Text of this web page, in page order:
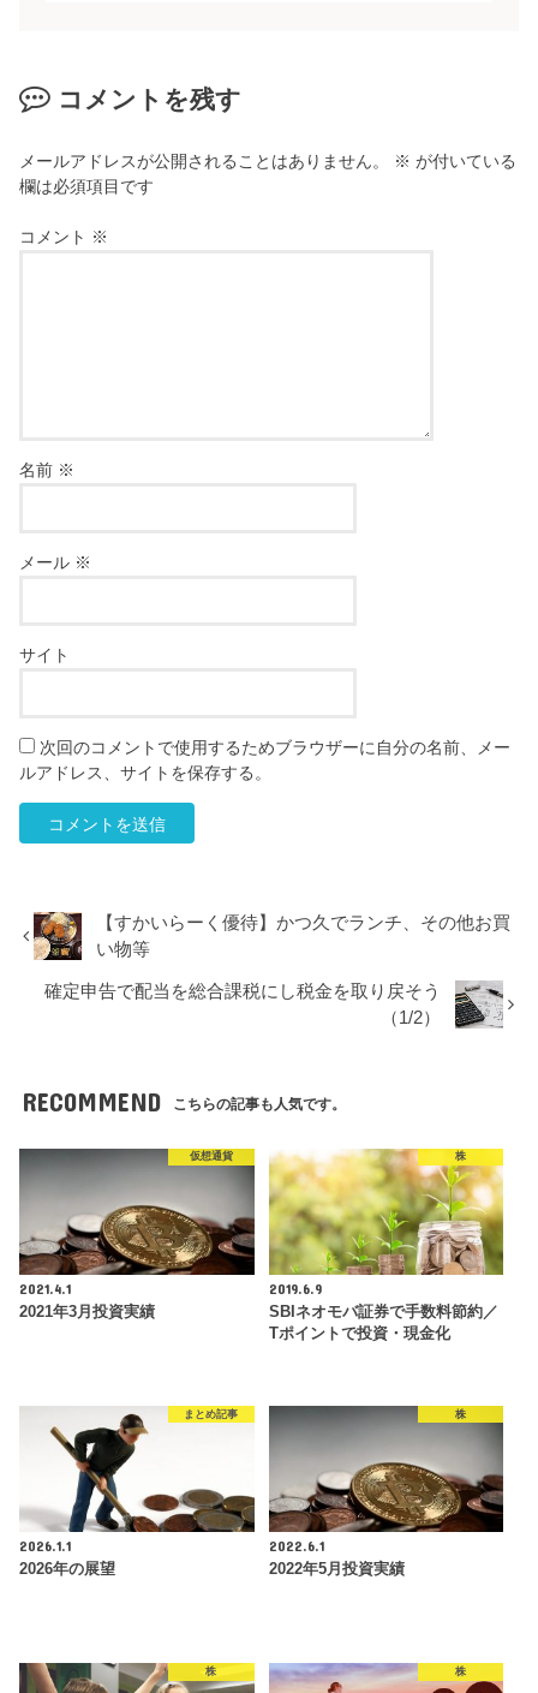
コメントを残す
メールアドレスが公開されることはありません。 ※ が付いている
欄は必須項目です
コメント ※
名前 ※
メール ※
サイト
次回のコメントで使用するためブラウザーに自分の名前、メー
ルアドレス、サイトを保存する。
【すかいらーく優待】かつ久でランチ、その他お買
い物等
確定申告で配当を総合課税にし税金を取り戻そう
（1/2）
RECOMMEND こちらの記事も人気です。
仮想通貨
2021.4.1
2021年3月投資実績
株
2019.6.9
SBIネオモバ証券で手数料節約／
Tポイントで投資・現金化
まとめ記事
2026.1.1
2026年の展望
株
2022.6.1
2022年5月投資実績
株 株